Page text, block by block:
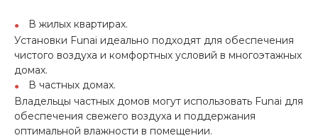
В жилых квартирах.
Установки Funai идеально подходят для обеспечения
чистого воздуха и комфортных условий в многоэтажных
домах.
В частных домах.
Владельцы частных домов могут использовать Funai для
обеспечения свежего воздуха и поддержания
оптимальной влажности в помещении.